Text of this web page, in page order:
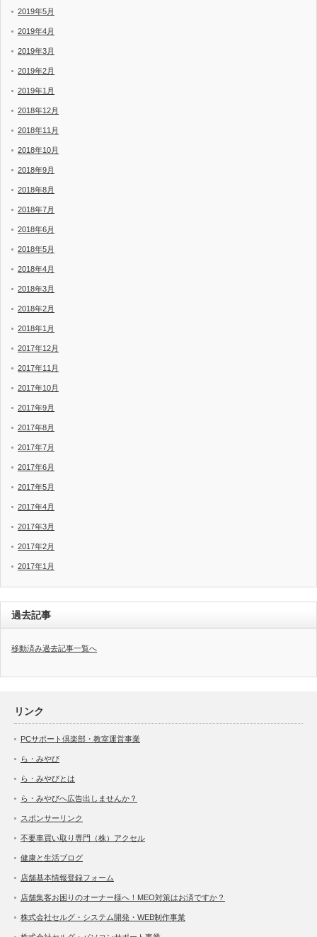
2019年5月
2019年4月
2019年3月
2019年2月
2019年1月
2018年12月
2018年11月
2018年10月
2018年9月
2018年8月
2018年7月
2018年6月
2018年5月
2018年4月
2018年3月
2018年2月
2018年1月
2017年12月
2017年11月
2017年10月
2017年9月
2017年8月
2017年7月
2017年6月
2017年5月
2017年4月
2017年3月
2017年2月
2017年1月
過去記事
移動済み過去記事一覧へ
リンク
PCサポート倶楽部・教室運営事業
ら・みやび
ら・みやびとは
ら・みやびへ広告出しませんか？
スポンサーリンク
不要車買い取り専門（株）アクセル
健康と生活ブログ
店舗基本情報登録フォーム
店舗集客お困りのオーナー様へ！MEO対策はお済ですか？
株式会社セルグ・システム開発・WEB制作事業